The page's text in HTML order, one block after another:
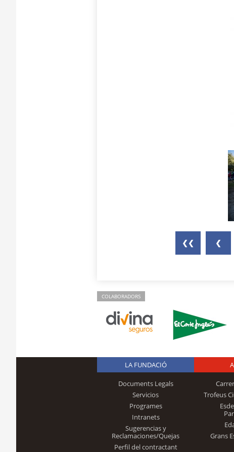
❮❮ ❮
COLABORADORS
LA FUNDACIÓ
Documents Legals
Servicios
Programes
Intranets
Sugerencias y
Reclamaciones/Quejas
Perfil del contractant
Trofeus
Grans